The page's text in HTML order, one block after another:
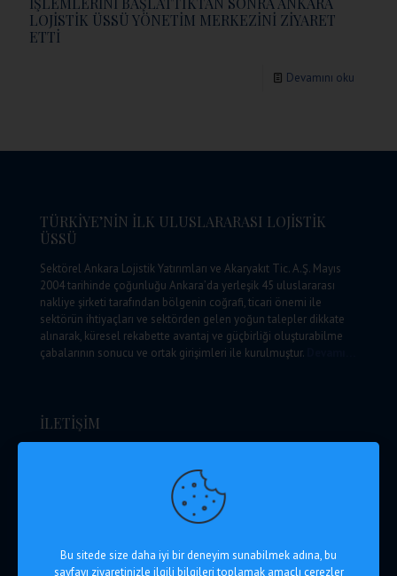
LOJİSTİK ÜSSÜ YÖNETİM MERKEZİNİ ZİYARET
ETTİ
Devamını oku
TÜRKİYE’NİN İLK ULUSLARARASI LOJİSTİK
ÜSSÜ
Sektörel Ankara Lojistik Yatırımları ve Akaryakıt Tic. A.Ş. Mayıs
2004 tarihinde çoğunluğu Ankara’da yerleşik 45 uluslararası
nakliye şirketi tarafından bölgenin coğrafi, ticari önemi ile
sektörün ihtiyaçları ve sektörden gelen yoğun talepler dikkate
alınarak, küresel rekabette avantaj ve güçbirliği oluşturabilme
çabalarının sonucu ve ortak girişimleri ile kurulmuştur.
İLETİŞİM
Küme Evleri No: 177/1 Kahramankazan / Ankara
+90 312 812 12 00 (pbx)
Bu sitede size daha iyi bir deneyim sunabilmek adına, bu
sayfayı ziyaretinizle ilgili bilgileri toplamak amaçlı çerezler